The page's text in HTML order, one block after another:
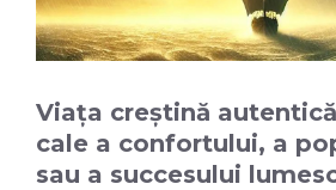
Viața creștină
cale a confortului, a
sau a succesului